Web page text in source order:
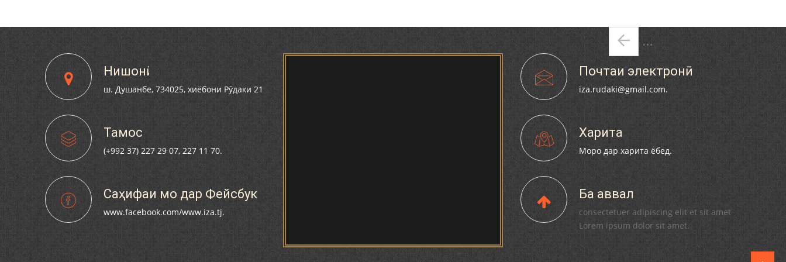
110 солагии шоири халқии
Тоҷикистон Мирзо Турсунзода / Mirzo
Tursunzoda
ЧЕХРАХОИ АСЛИИ МИРЗО
ТУРСУНЗОДА
ЭЪТИРОФ
ГАРДИД.
Pages …
Нишонӣ
ш. Душанбе, 734025, хиёбони Рӯдаки 21
Тамос
(+992 37) 227 29 07, 227 11 70.
Саҳифаи мо дар Фейсбук
www.facebook.com/www.iza.tj.
Почтаи электронӣ
iza.rudaki@gmail.com.
Харита
Моро дар харита ёбед.
Ба аввал
consectetuer adipiscing elit et sit amet
Lorem ipsum dolor sit amet.